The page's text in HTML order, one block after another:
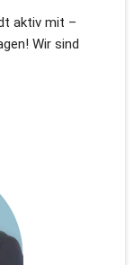
aktiv mit –
Wir sind